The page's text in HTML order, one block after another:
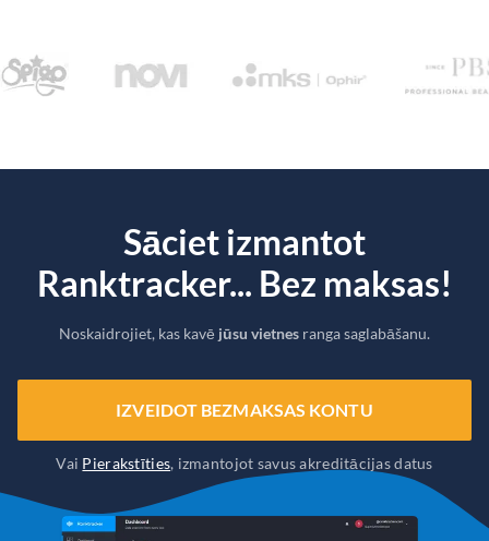
Sāciet izmantot
Ranktracker... Bez maksas!
Noskaidrojiet, kas kavē jūsu vietnes ranga saglabāšanu.
IZVEIDOT BEZMAKSAS KONTU
Vai Pierakstīties, izmantojot savus akreditācijas datus